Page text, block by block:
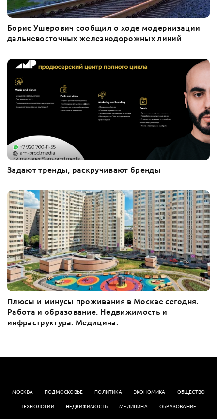
Борис Ушерович сообщил о ходе модернизации
дальневосточных железнодорожных линий
Задают тренды, раскручивают бренды
Плюсы и минусы проживания в Москве сегодня.
Работа и образование. Недвижимость и
инфраструктура. Медицина.
МОСКВА ПОДМОСКОВЬЕ ПОЛИТИКА ЭКОНОМИКА
OБЩЕСТВО
ТЕХНОЛОГИИ
НЕДВИЖИМОСТЬ МЕДИЦИНА
ОБРАЗОВАНИЕ